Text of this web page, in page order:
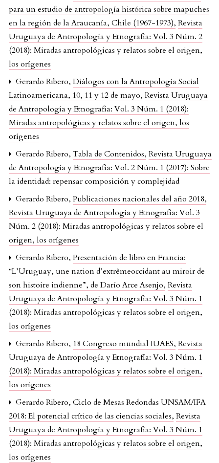
para un estudio de antropología histórica sobre mapuches
en la región de la Araucanía, Chile (1967-1973), Revista
Uruguaya de Antropología y Etnografía: Vol. 3 Núm. 2
(2018): Miradas antropológicas y relatos sobre el origen,
los orígenes
Gerardo Ribero, Diálogos con la Antropología Social
Latinoamericana, 10, 11 y 12 de mayo, Revista Uruguaya
de Antropología y Etnografía: Vol. 3 Núm. 1 (2018):
Miradas antropológicas y relatos sobre el origen, los
orígenes
Gerardo Ribero, Tabla de Contenidos, Revista Uruguaya
de Antropología y Etnografía: Vol. 2 Núm. 1 (2017): Sobre
la identidad: repensar composición y complejidad
Gerardo Ribero, Publicaciones nacionales del año 2018,
Revista Uruguaya de Antropología y Etnografía: Vol. 3
Núm. 2 (2018): Miradas antropológicas y relatos sobre el
origen, los orígenes
Gerardo Ribero, Presentación de libro en Francia:
“L’Uruguay, une nation d’extrêmeoccidant au miroir de
son histoire indienne”, de Darío Arce Asenjo, Revista
Uruguaya de Antropología y Etnografía: Vol. 3 Núm. 1
(2018): Miradas antropológicas y relatos sobre el origen,
los orígenes
Gerardo Ribero, 18 Congreso mundial IUAES, Revista
Uruguaya de Antropología y Etnografía: Vol. 3 Núm. 1
(2018): Miradas antropológicas y relatos sobre el origen,
los orígenes
Gerardo Ribero, Ciclo de Mesas Redondas UNSAM/IFA
2018: El potencial crítico de las ciencias sociales, Revista
Uruguaya de Antropología y Etnografía: Vol. 3 Núm. 1
(2018): Miradas antropológicas y relatos sobre el origen,
los orígenes